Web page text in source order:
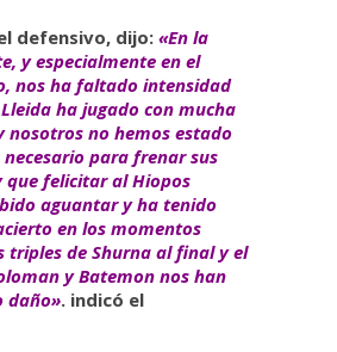
defensivo, dijo:«En la
y especialmente en el
nos ha faltado intensidad
ha jugado con mucha
nosotros no hemos estado
para frenar sus
que felicitar al Hiopos
aguantar y ha tenido
en los momentos
triples de Shurna al final y el
y Batemon nos han
daño». indicó el